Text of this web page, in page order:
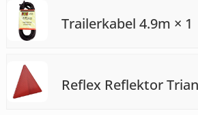
Trailerkabel 4.9m × 1
Reflex Reflektor